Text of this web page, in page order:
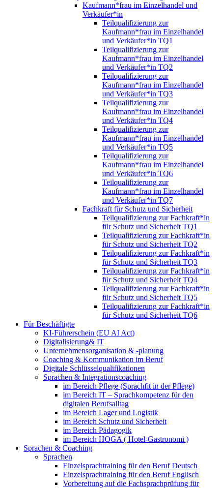
Kaufmann*frau im Einzelhandel und
Verkäufer*in
Teilqualifizierung zur
Kaufmann*frau im Einzelhandel
und Verkäufer*in TQ1
Teilqualifizierung zur
Kaufmann*frau im Einzelhandel
und Verkäufer*in TQ2
Teilqualifizierung zur
Kaufmann*frau im Einzelhandel
und Verkäufer*in TQ3
Teilqualifizierung zur
Kaufmann*frau im Einzelhandel
und Verkäufer*in TQ4
Teilqualifizierung zur
Kaufmann*frau im Einzelhandel
und Verkäufer*in TQ5
Teilqualifizierung zur
Kaufmann*frau im Einzelhandel
und Verkäufer*in TQ6
Teilqualifizierung zur
Kaufmann*frau im Einzelhandel
und Verkäufer*in TQ7
Fachkraft für Schutz und Sicherheit
Teilqualifizierung zur Fachkraft*in
für Schutz und Sicherheit TQ1
Teilqualifizierung zur Fachkraft*in
für Schutz und Sicherheit TQ2
Teilqualifizierung zur Fachkraft*in
für Schutz und Sicherheit TQ3
Teilqualifizierung zur Fachkraft*in
für Schutz und Sicherheit TQ4
Teilqualifizierung zur Fachkraft*in
für Schutz und Sicherheit TQ5
Teilqualifizierung zur Fachkraft*in
für Schutz und Sicherheit TQ6
Für Beschäftigte
KI-Führerschein (EU AI Act)
Digitalisierung& IT
Unternehmensorganisation & ‑planung
Coaching & Kommunikation im Beruf
Digitale Schlüsselqualifikationen
Sprachen & Integrationscoaching
im Bereich Pflege (Sprachfit in der Pflege)
im Bereich IT – Sprachkompetenz für den
digitalen Berufsalltag
im Bereich Lager und Logistik
im Bereich Schutz und Sicherheit
im Bereich Pädagogik
im Bereich HOGA ( Hotel-Gastronomi )
Sprachen & Coaching
Sprachen
Einzelsprachtraining für den Beruf Deutsch
Einzelsprachtraining für den Beruf Englisch
Vorbereitung auf die Fachsprachprüfung für